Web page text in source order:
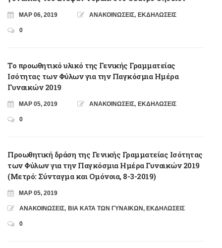
ΜΑΡ 06, 2019 ΑΝΑΚΟΙΝΩΣΕΙΣ, ΕΚΔΗΛΩΣΕΙΣ
0
Το προωθητικό υλικό της Γενικής Γραμματείας
Ισότητας των Φύλων για την Παγκόσμια Ημέρα
Γυναικών 2019
ΜΑΡ 05, 2019 ΑΝΑΚΟΙΝΩΣΕΙΣ, ΕΚΔΗΛΩΣΕΙΣ
0
Προωθητική δράση της Γενικής Γραμματείας Ισότητας
των Φύλων για την Παγκόσμια Ημέρα Γυναικών 2019
(Μετρό: Σύνταγμα και Ομόνοια, 8-3-2019)
ΜΑΡ 05, 2019
ΑΝΑΚΟΙΝΩΣΕΙΣ, ΒΙΑ ΚΑΤΑ ΤΩΝ ΓΥΝΑΙΚΩΝ, ΕΚΔΗΛΩΣΕΙΣ
0